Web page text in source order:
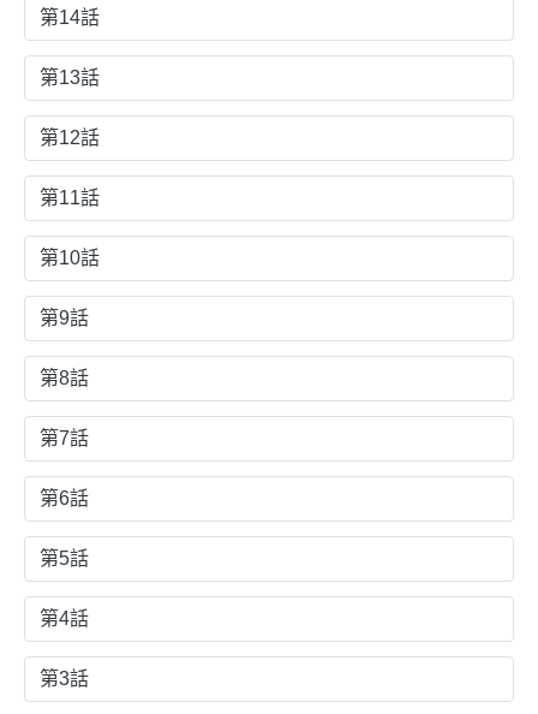
第14話
第13話
第12話
第11話
第10話
第9話
第8話
第7話
第6話
第5話
第4話
第3話